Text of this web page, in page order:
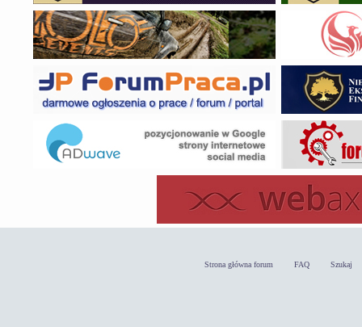
Strona główna forum FAQ Szukaj